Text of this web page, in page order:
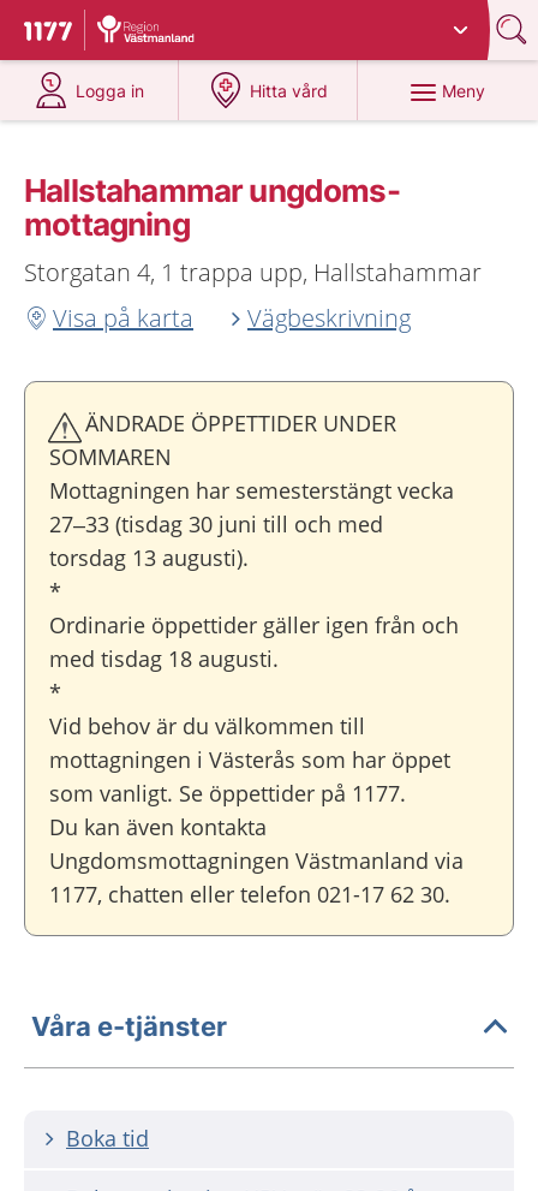
Till startsidan för 1177
Du har valt region
Logga in
på 1177.se
Hitta vård
på 1177.se
Meny
Hallstahammar ungdoms­
mottagning
Storgatan 4, 1 trappa upp, Hallstahammar
Visa på karta
Vägbeskrivning
ÄNDRADE ÖPPETTIDER UNDER
SOMMAREN
Mottagningen har semesterstängt vecka
27–33 (tisdag 30 juni till och med
torsdag 13 augusti).
*
Ordinarie öppettider gäller igen från och
med tisdag 18 augusti.
*
Vid behov är du välkommen till
mottagningen i Västerås som har öppet
som vanligt. Se öppettider på 1177.
Du kan även kontakta
Ungdomsmottagningen Västmanland via
1177, chatten eller telefon 021-17 62 30.
Våra e-tjänster
Boka tid